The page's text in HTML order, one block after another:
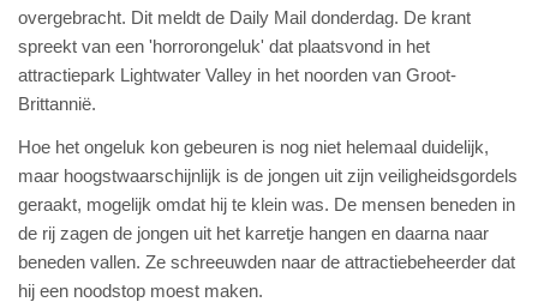
overgebracht. Dit meldt de Daily Mail donderdag. De krant
spreekt van een 'horrorongeluk' dat plaatsvond in het
attractiepark Lightwater Valley in het noorden van Groot-
Brittannië.
Hoe het ongeluk kon gebeuren is nog niet helemaal duidelijk,
maar hoogstwaarschijnlijk is de jongen uit zijn veiligheidsgordels
geraakt, mogelijk omdat hij te klein was. De mensen beneden in
de rij zagen de jongen uit het karretje hangen en daarna naar
beneden vallen. Ze schreeuwden naar de attractiebeheerder dat
hij een noodstop moest maken.